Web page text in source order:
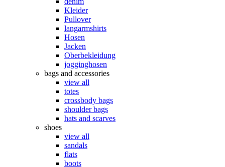
Kleider
Pullover
langarmshirts
Hosen
Jacken
Oberbekleidung
jogginghosen
bags and accessories
view all
totes
crossbody bags
shoulder bags
hats and scarves
shoes
view all
sandals
flats
boots